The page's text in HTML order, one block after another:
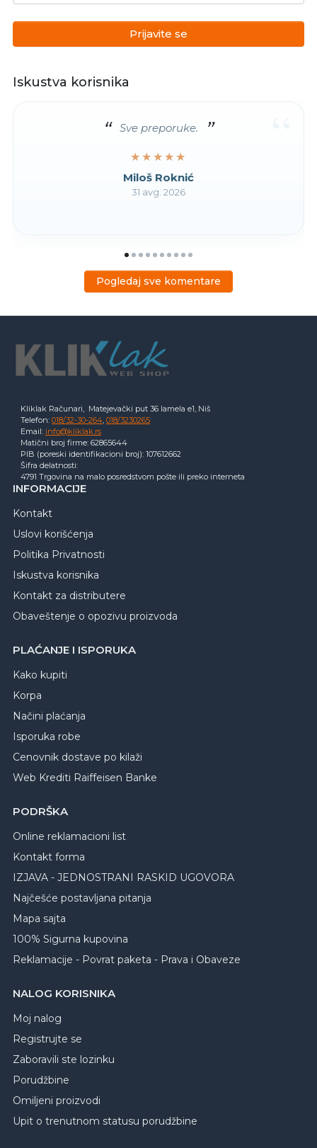
Prijavite se
Iskustva korisnika
Sve preporuke.
★★★★★
★★★★★
Miloš Roknić
31 avg. 2026
Pogledaj sve komentare
Kliklak Računari, Matejevački put 36 lamela e1, Niš
Telefon: 018/32-30-264, 018/3230265
Email: info@kliklak.rs
Matični broj firme: 62865644
PIB (poreski identifikacioni broj): 107612662
Šifra delatnosti:
4791 Trgovina na malo posredstvom pošte ili preko interneta
INFORMACIJE
Kontakt
Uslovi korišćenja
Politika Privatnosti
Iskustva korisnika
Kontakt za distributere
Obaveštenje o opozivu proizvoda
PLAĆANJE I ISPORUKA
Kako kupiti
Korpa
Načini plaćanja
Isporuka robe
Cenovnik dostave po kilaži
Web Krediti Raiffeisen Banke
PODRŠKA
Online reklamacioni list
Kontakt forma
IZJAVA - JEDNOSTRANI RASKID UGOVORA
Najčešće postavljana pitanja
Mapa sajta
100% Sigurna kupovina
Reklamacije - Povrat paketa - Prava i Obaveze
NALOG KORISNIKA
Moj nalog
Registrujte se
Zaboravili ste lozinku
Porudžbine
Omiljeni proizvodi
Upit o trenutnom statusu porudžbine